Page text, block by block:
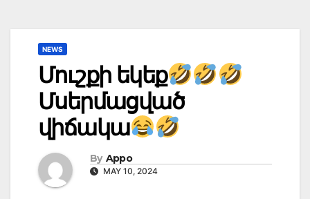
NEWS
Մուշքի եկեք
Մսերմացված
վիճակա
By Appo
MAY 10, 2024